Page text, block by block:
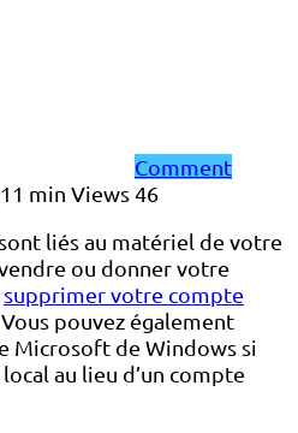
Comment
11 min Views46
liés au matériel de votre
ou donner votre
supprimer votre compte
. Vous pouvez également
Microsoft de Windows si
au lieu d’un compte